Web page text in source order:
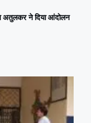
अतुलकर ने दिया आंदोलन